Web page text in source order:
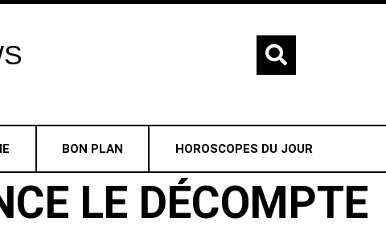
BON PLAN HOROSCOPES DU JOUR
LE DÉCOMPTE